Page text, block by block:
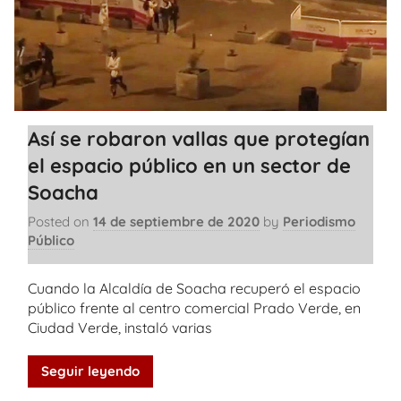
Así se robaron vallas que protegían
el espacio público en un sector de
Soacha
Posted on 14 de septiembre de 2020 by Periodismo
Público
Cuando la Alcaldía de Soacha recuperó el espacio
público frente al centro comercial Prado Verde, en
Ciudad Verde, instaló varias
Seguir leyendo